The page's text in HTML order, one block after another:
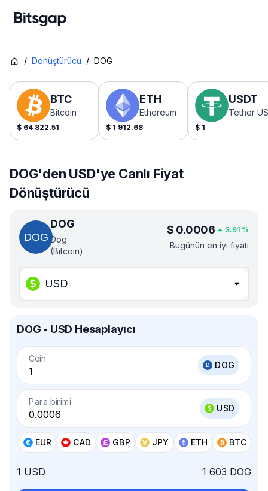
/ Dönüştürücü / DOG
BTC
Bitcoin
$ 64 822.51
ETH
Ethereum
$ 1 912.68
USDT
Tether
$ 1
DOG'den USD'ye Canlı Fiyat
Dönüştürücü
DOG
Dog
(Bitcoin)
$ 0.0006 3.91 %
Bugünün en iyi fiyatı
USD
DOG - USD Hesaplayıcı
Coin
DOG
Para birimi
USD
EUR CAD GBP JPY ETH BTC
1 USD 1 603 DOG